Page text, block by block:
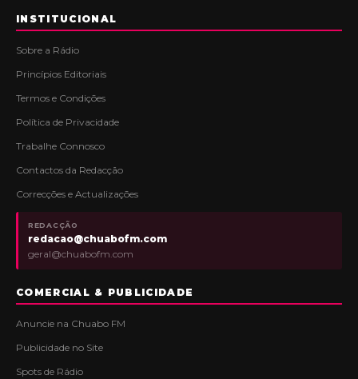
INSTITUCIONAL
Sobre a Rádio
Princípios Editoriais
Termos e Condições
Política de Privacidade
Trabalhe Connosco
Contactos da Redacção
Correcções e Actualizações
REDACÇÃO
redacao@chuabofm.com
geral@chuabofm.com
COMERCIAL & PUBLICIDADE
Anuncie na Chuabo FM
Publicidade no Site
Spots de Rádio